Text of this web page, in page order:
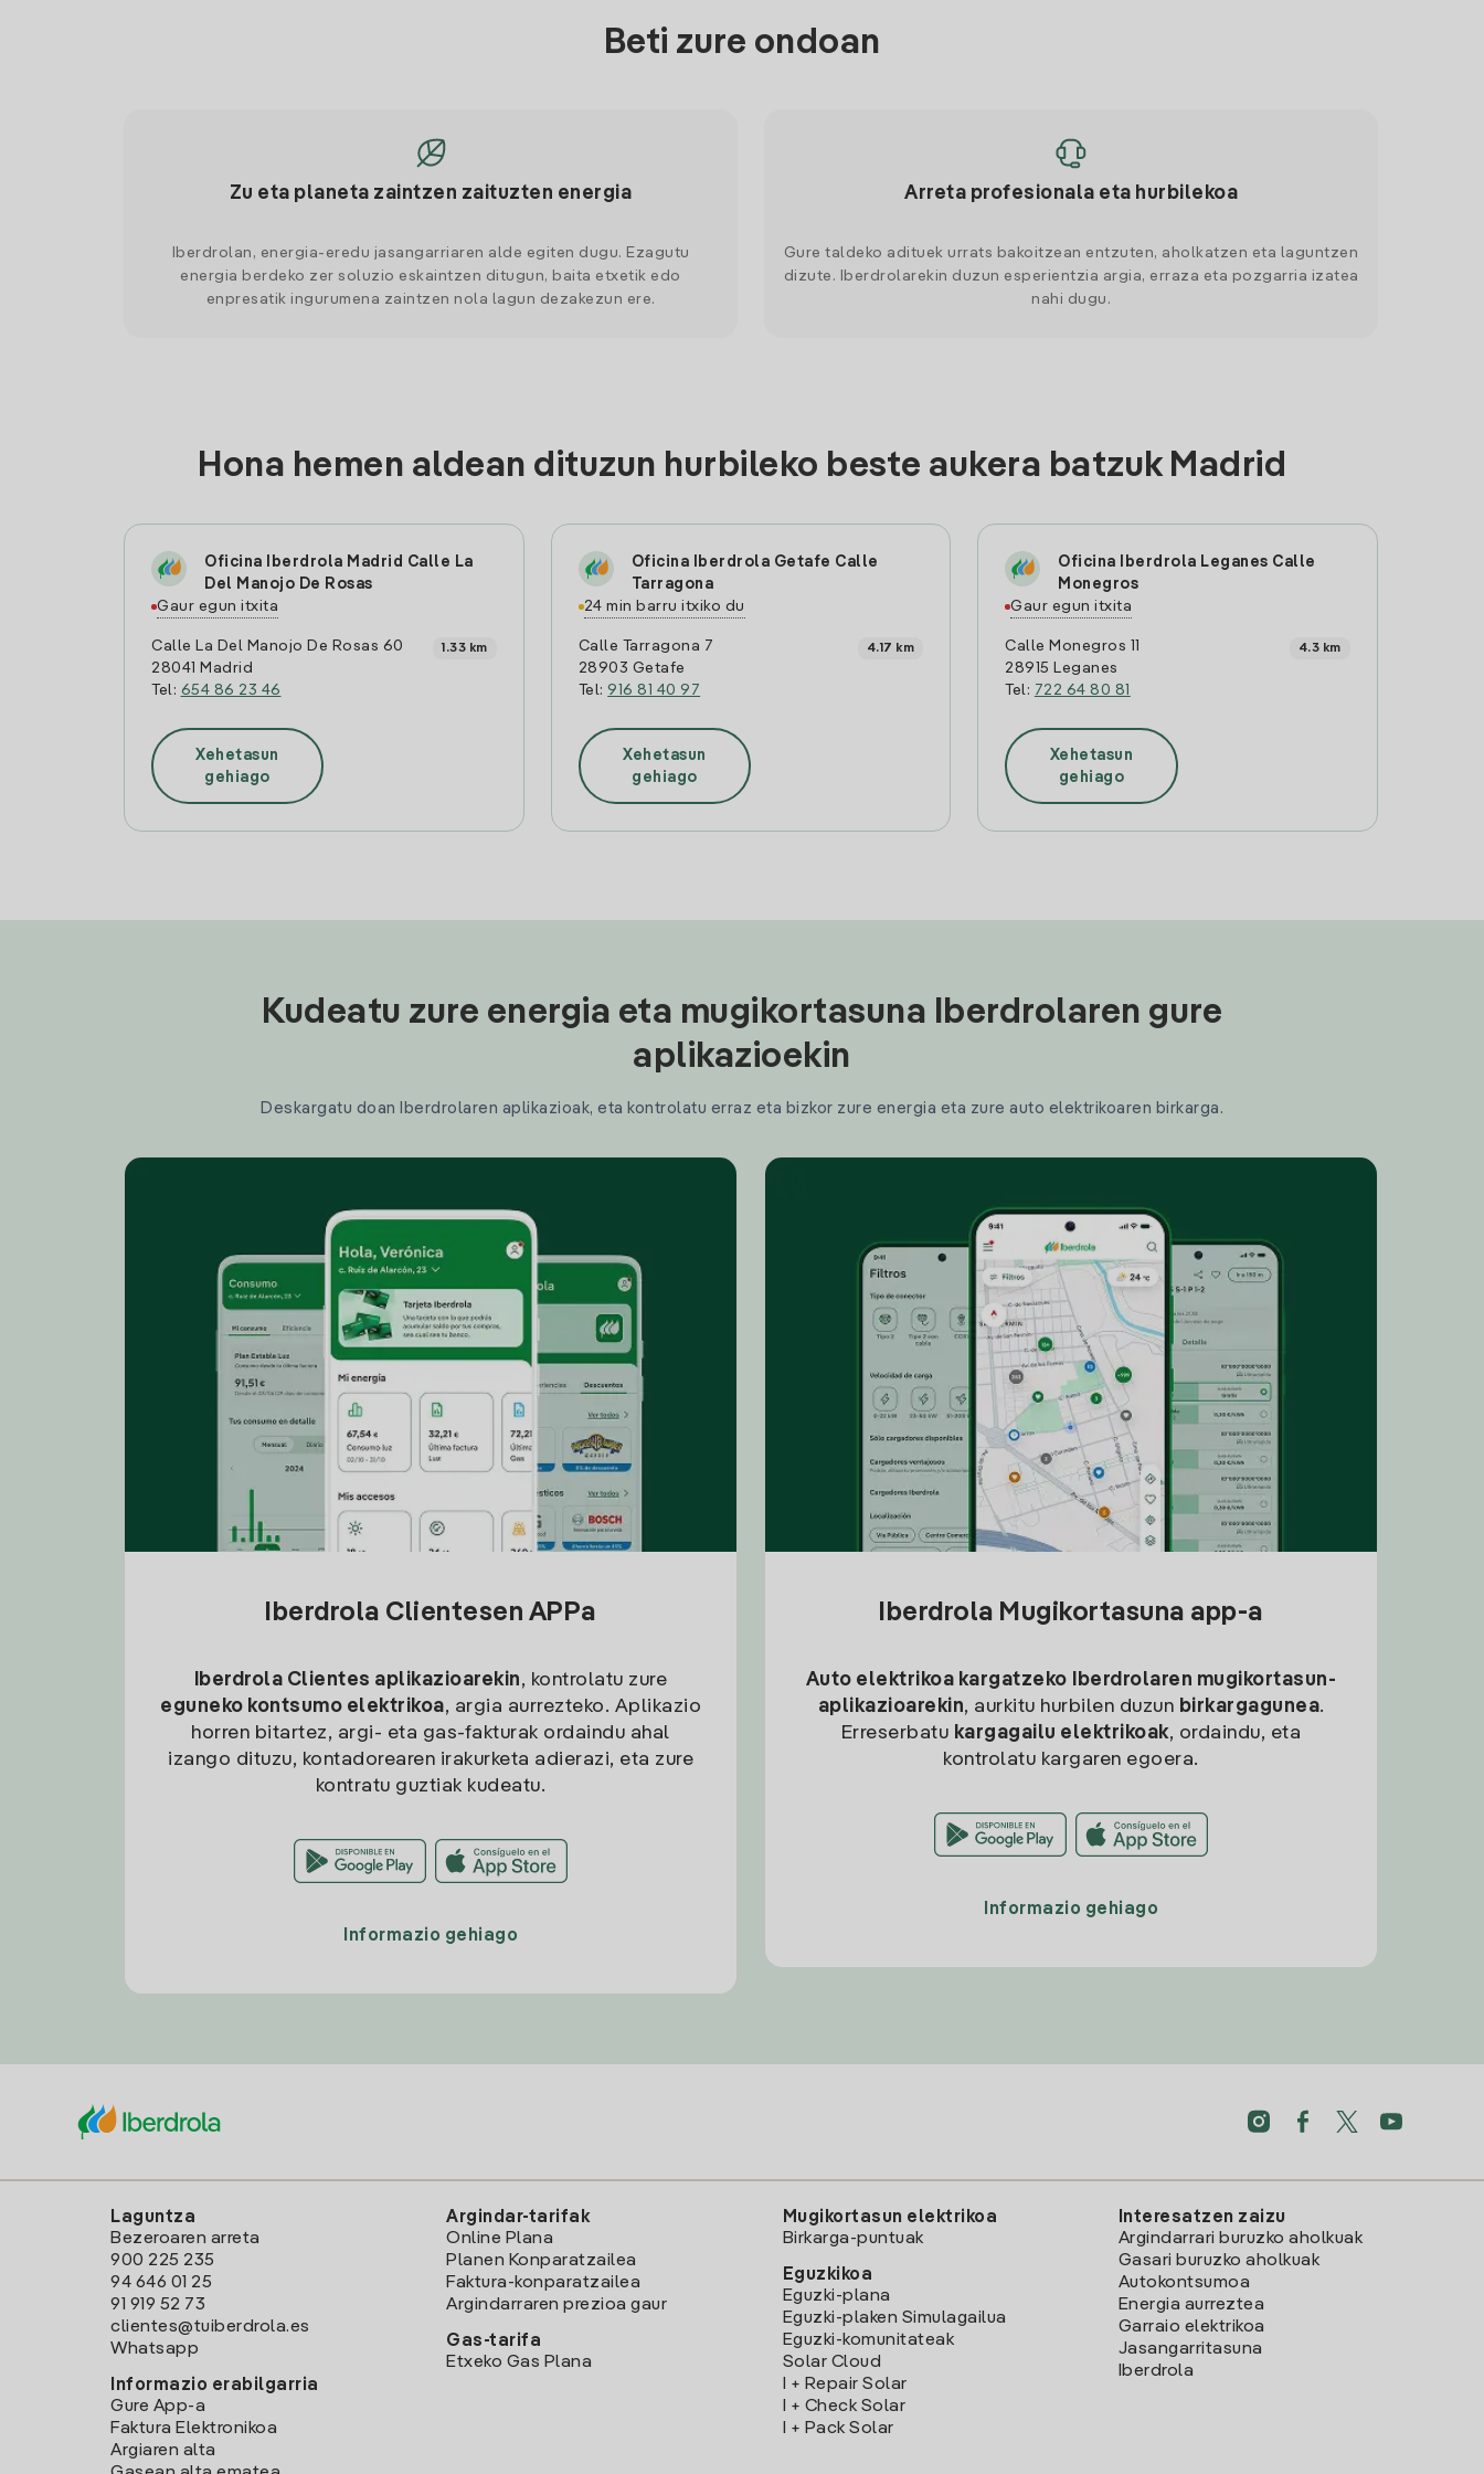
Beti zure ondoan
Zu eta planeta zaintzen zaituzten energia
Iberdrolan, energia-eredu jasangarriaren alde egiten dugu. Ezagutu
energia berdeko zer soluzio eskaintzen ditugun, baita etxetik edo
enpresatik ingurumena zaintzen nola lagun dezakezun ere.
Arreta profesionala eta hurbilekoa
Gure taldeko adituek urrats bakoitzean entzuten, aholkatzen eta laguntzen
dizute. Iberdrolarekin duzun esperientzia argia, erraza eta pozgarria izatea
nahi dugu.
Hona hemen aldean dituzun hurbileko beste aukera batzuk Madrid
Oficina Iberdrola Madrid Calle La
Del Manojo De Rosas
Gaur egun itxita
Calle La Del Manojo De Rosas 60
28041 Madrid
Tel: 654 86 23 46
1.33 km
Xehetasun
gehiago
Oficina Iberdrola Getafe Calle
Tarragona
24 min barru itxiko du
Calle Tarragona 7
28903 Getafe
Tel:916 81 40 97
4.17 km
Xehetasun
gehiago
Oficina Iberdrola Leganes Calle
Monegros
Gaur egun itxita
Calle Monegros 11
28915 Leganes
Tel: 722 64 80 81
4.3 km
Xehetasun
gehiago
Kudeatu zure energia eta mugikortasuna Iberdrolaren gure
aplikazioekin
Deskargatu doan Iberdrolaren aplikazioak, eta kontrolatu erraz eta bizkor zure energia eta zure auto elektrikoaren birkarga.
Iberdrola Clientesen APPa
Iberdrola Clientes aplikazioarekin, kontrolatu zure
eguneko kontsumo elektrikoa, argia aurrezteko. Aplikazio
horren bitartez, argi- eta gas-fakturak ordaindu ahal
izango dituzu, kontadorearen irakurketa adierazi, eta zure
kontratu guztiak kudeatu.
Informazio gehiago
Iberdrola Mugikortasuna app-a
Auto elektrikoa kargatzeko
Iberdrolaren mugikortasun-
aplikazioarekin, aurkitu hurbilen duzun birkargagunea.
Erreserbatu kargagailu elektrikoak, ordaindu, eta
kontrolatu kargaren egoera.
Informazio gehiago
Laguntza
Bezeroaren arreta
900 225 235
94 646 01 25
91 919 52 73
clientes@tuiberdrola.es
Whatsapp
Informazio erabilgarria
Gure App-a
Faktura Elektronikoa
Argiaren alta
Argindar-tarifak
Online Plana
Planen Konparatzailea
Faktura-konparatzailea
Argindarraren prezioa gaur
Gas-tarifa
Etxeko Gas Plana
Mugikortasun elektrikoa
Birkarga-puntuak
Eguzkikoa
Eguzki-plana
Eguzki-plaken Simulagailua
Eguzki-komunitateak
Solar Cloud
I + Repair Solar
I + Check Solar
I + Pack Solar
Interesatzen zaizu
Argindarrari buruzko aholkuak
Gasari buruzko aholkuak
Autokontsumoa
Energia aurreztea
Garraio elektrikoa
Jasangarritasuna
Iberdrola